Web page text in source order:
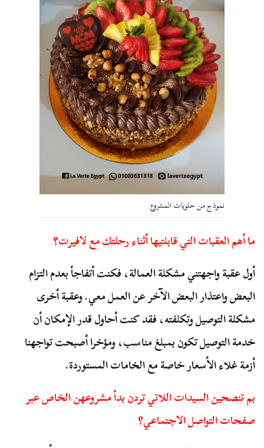
نموذج من حلويات المشروع
ما أهم العقبات التي قابلتيها أثناء رحلتك مع لافيرت؟
أول عقبة واجهتني مشكلة العمالة، فكنت أتفاجأ بعدم التزام
البعض واعتذار البعض الآخر عن العمل معي. وعقبة أخرى
مشكلة التوصيل وتكلفته، فقد كنت أحاول قدر الإمكان أن
خدمة التوصيل تكون بمبلغ مناسب، ومؤخرا أصبحت تواجهنا
أزمة غلاء الأسعار خاصة مع الخامات المستوردة.
بم تنصحين السيدات اللاتي تردن بدأ مشروعهن الخاص عبر
صفحات التواصل الاجتماعي؟